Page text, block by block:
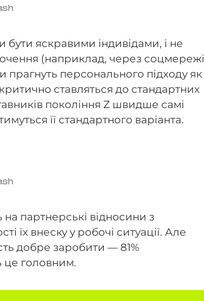
яскравими індивідами, і не
(наприклад, через соцмережі
персонального підходу як
ставляться до стандартних
покоління Z швидше самі
її стандартного варіанта.
партнерські відносини з
їх внеску у робочі ситуації. Але
добре заробити — 81%
це головним.